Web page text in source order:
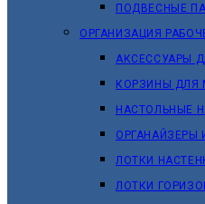
ПОДВЕСНЫЕ
ОРГАНИЗАЦИЯ
АКСЕССУАРЫ
КОРЗИНЫ ДЛЯ
НАСТОЛЬНЫЕ
ОРГАНАЙЗЕРЫ
ЛОТКИ
ЛОТКИ